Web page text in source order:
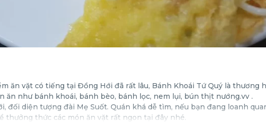
ăn vặt có tiếng tại Đồng Hới đã rất lâu, Bánh Khoái Tứ Quý là thương
ăn như bánh khoái, bánh bèo, bánh lọc, nem lụi, bún thịt nướng.vv .
đối diện tượng đài Mẹ Suốt. Quán khá dễ tìm, nếu bạn đang loanh
thưởng thức các món ăn vặt rất ngon tại đây nhé.